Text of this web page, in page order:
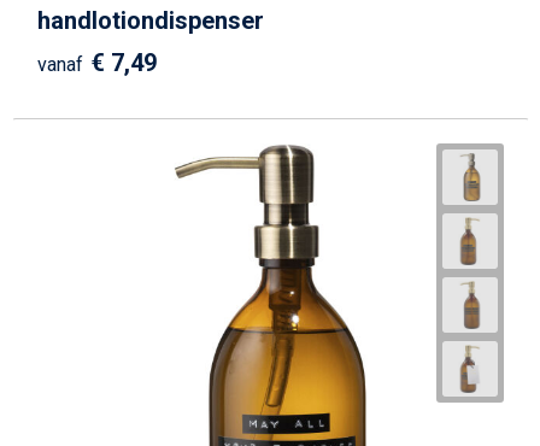
handlotiondispenser
vanaf € 7,49